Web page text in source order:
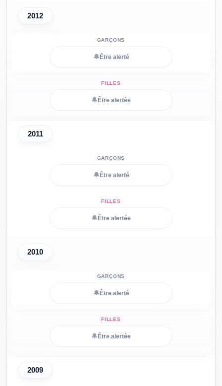
2012
🔔 Être alerté
🔔 Être alertée
2011
🔔 Être alerté
🔔 Être alertée
2010
🔔 Être alerté
🔔 Être alertée
2009